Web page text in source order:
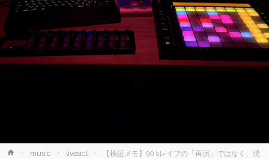
ホ
music liveact
【検証メモ】90’sレイブの「再演」ではなく、現